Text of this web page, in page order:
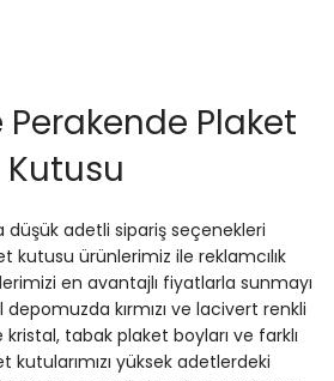
Plaket
Kutusu
adetli sipariş seçenekleri
kutusu ürünlerimiz ile reklamcılık
en avantajlı fiyatlarla sunmayı
kırmızı ve lacivert renkli
kristal, tabak plaket boyları ve farklı
kutularımızı yüksek adetlerdeki